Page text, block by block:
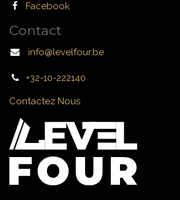
Facebook
Contact
info@levelfour.be
+32-10-222140
Contactez Nous